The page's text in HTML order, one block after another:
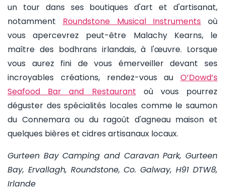
un tour dans ses boutiques d'art et d'artisanat,
notamment Roundstone Musical Instruments où
vous apercevrez peut-être Malachy Kearns, le
maître des bodhrans irlandais, à l'œuvre. Lorsque
vous aurez fini de vous émerveiller devant ses
incroyables créations, rendez-vous au O’Dowd’s
Seafood Bar and Restaurant où vous pourrez
déguster des spécialités locales comme le saumon
du Connemara ou du ragoût d'agneau maison et
quelques bières et cidres artisanaux locaux.
Gurteen Bay Camping and Caravan Park, Gurteen
Bay, Ervallagh, Roundstone, Co. Galway, H91 DTW8,
Irlande